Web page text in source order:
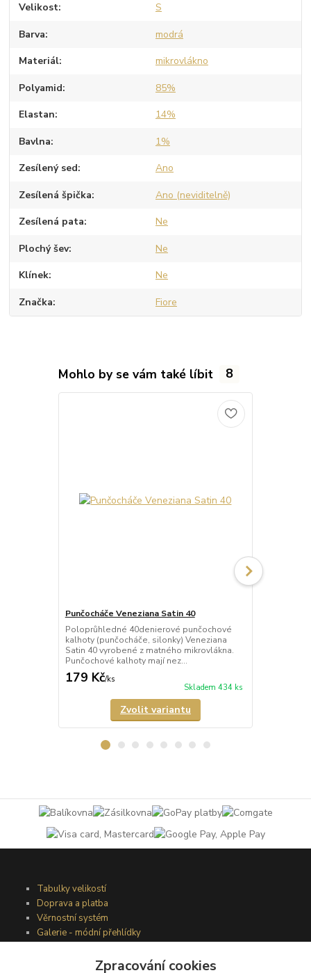
Velikost S
Barva modrá
Materiál mikrovlákno
Polyamid 85%
Elastan 14%
Bavlna 1%
Zesílený sed Ano
Zesílená špička Ano (neviditelně)
Zesílená pata Ne
Plochý šev Ne
Klínek Ne
Značka Fiore
Mohlo by se vám také líbit 8
Punčocháče Veneziana Satin 40
Poloprůhledné 40denierové punčochové
kalhoty (punčocháče, silonky) Veneziana
Satin 40 vyrobené z matného mikrovlákna.
Punčochové kalhoty mají nez...
179 Kč/ks
Skladem 434 ks
Zvolit variantu
Tabulky velikostí
Doprava a platba
Věrnostní systém
Galerie - módní přehlídky
Zpracování cookies